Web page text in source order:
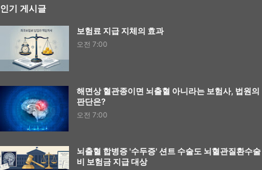
인기 게시글
보험료 지급 지체의 효과
오전 7:00
해면상 혈관종이면 뇌출혈 아니라는 보험사, 법원의
판단은?
오전 7:00
뇌출혈 합병증 '수두증' 션트 수술도 뇌혈관질환수술
비 보험금 지급 대상